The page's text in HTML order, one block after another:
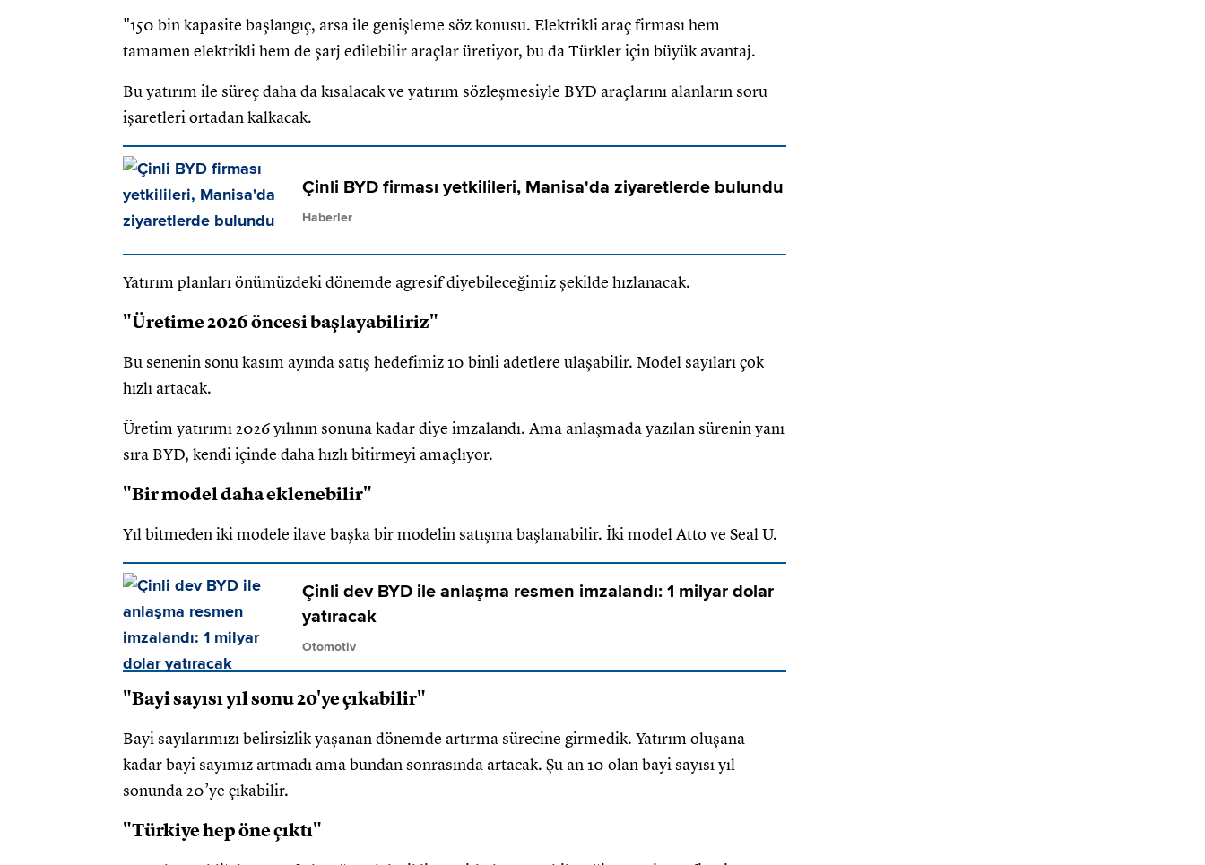
"150 bin kapasite başlangıç, arsa ile genişleme söz konusu. Elektrikli araç firması hem
tamamen elektrikli hem de şarj edilebilir araçlar üretiyor, bu da Türkler için büyük avantaj.
Bu yatırım ile süreç daha da kısalacak ve yatırım sözleşmesiyle BYD araçlarını alanların soru
işaretleri ortadan kalkacak.
Çinli BYD firması yetkilileri, Manisa'da ziyaretlerde bulundu
Haberler
Yatırım planları önümüzdeki dönemde agresif diyebileceğimiz şekilde hızlanacak.
"Üretime 2026 öncesi başlayabiliriz"
Bu senenin sonu kasım ayında satış hedefimiz 10 binli adetlere ulaşabilir. Model sayıları çok
hızlı artacak.
Üretim yatırımı 2026 yılının sonuna kadar diye imzalandı. Ama anlaşmada yazılan sürenin yanı
sıra BYD, kendi içinde daha hızlı bitirmeyi amaçlıyor.
"Bir model daha eklenebilir"
Yıl bitmeden iki modele ilave başka bir modelin satışına başlanabilir. İki model Atto ve Seal U.
Çinli dev BYD ile anlaşma resmen imzalandı: 1 milyar dolar
yatıracak
Otomotiv
"Bayi sayısı yıl sonu 20'ye çıkabilir"
Bayi sayılarımızı belirsizlik yaşanan dönemde artırma sürecine girmedik. Yatırım oluşana
kadar bayi sayımız artmadı ama bundan sonrasında artacak. Şu an 10 olan bayi sayısı yıl
sonunda 20’ye çıkabilir.
"Türkiye hep öne çıktı"